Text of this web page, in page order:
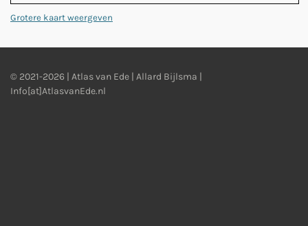
Grotere kaart weergeven
© 2021-2026 | Atlas van Ede | Allard Bijlsma |
Info[at]AtlasvanEde.nl